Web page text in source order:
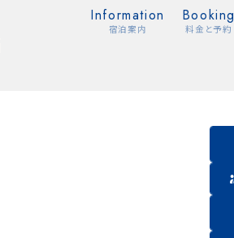
Information
宿泊案内
Booking
料金と予約